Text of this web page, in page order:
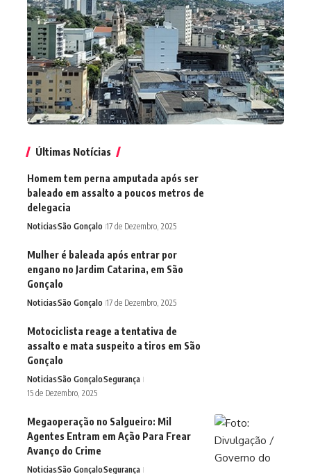
Últimas Notícias
Homem tem perna amputada após ser
baleado em assalto a poucos metros de
delegacia
NoticiasSão Gonçalo 17 de Dezembro, 2025
Mulher é baleada após entrar por
engano no Jardim Catarina, em São
Gonçalo
NoticiasSão Gonçalo 17 de Dezembro, 2025
Motociclista reage a tentativa de
assalto e mata suspeito a tiros em São
Gonçalo
NoticiasSão GonçaloSegurança
15 de Dezembro, 2025
Megaoperação no Salgueiro: Mil
Agentes Entram em Ação Para Frear
Avanço do Crime
NoticiasSão GonçaloSegurança